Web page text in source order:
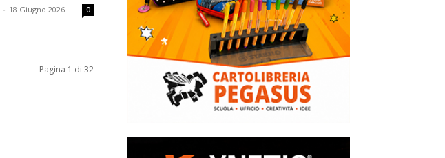
- 18 Giugno 2026 0
Pagina 1 di 32